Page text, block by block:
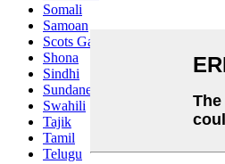
Somali
Samoan
Scots Gaelic
Shona
Sindhi
Sundanese
Swahili
Tajik
Tamil
Telugu